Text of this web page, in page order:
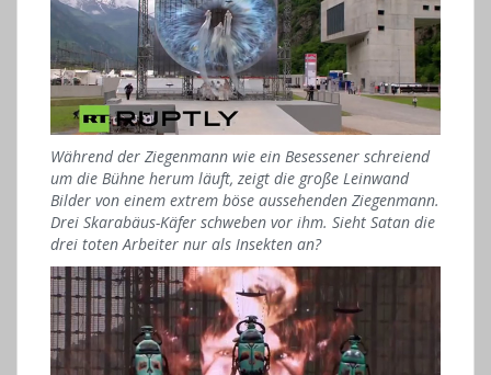
Während der Ziegenmann wie ein Besessener schreiend
um die Bühne herum läuft, zeigt die große Leinwand
Bilder von einem extrem böse aussehenden Ziegenmann.
Drei Skarabäus-Käfer schweben vor ihm. Sieht Satan die
drei toten Arbeiter nur als Insekten an?